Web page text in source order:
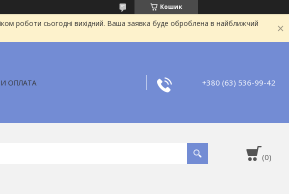
Кошик
роботи сьогодні вихідний. Ваша заявка буде оброблена в найближчий
ОПЛАТА +380 (63) 536-99-42